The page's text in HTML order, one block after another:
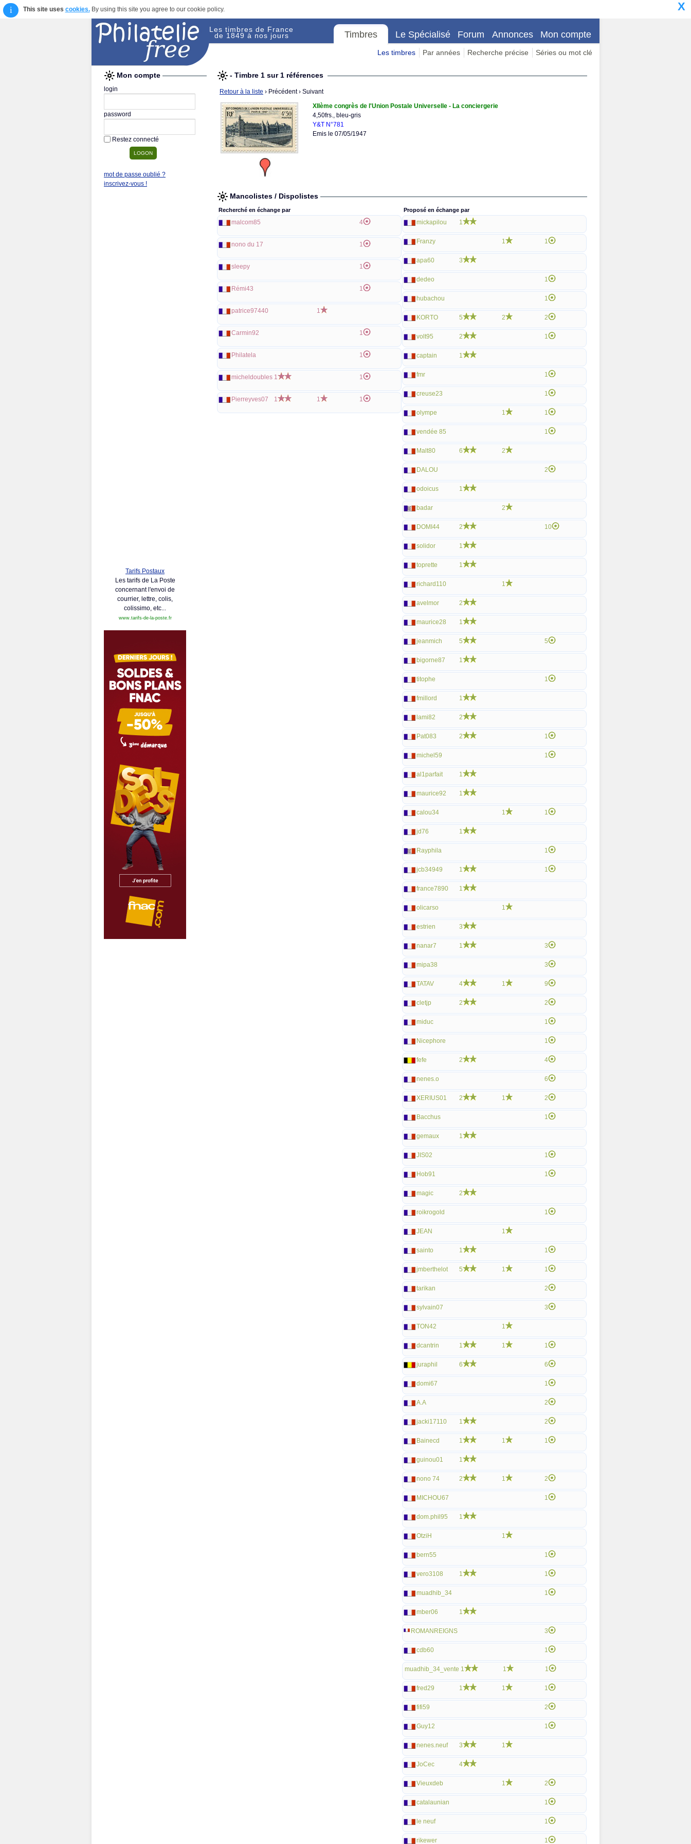
i This site uses cookies.By using this site you agree to our cookie policy. X
Les timbres de France
de 1849 à nos jours Timbres Le Spécialisé Forum Annonces Mon compte
Les timbres Par années Recherche précise Séries ou mot clé
Mon compte
login
password
Restez connecté
mot de passe oublié ?
inscrivez-vous !
Tarifs Postaux
Les tarifs de La Poste
concernant l'envoi de
courrier, lettre, colis,
colissimo, etc...
www.tarifs-de-la-poste.fr
- Timbre 1 sur 1 références
Retour à la liste › Précédent› Suivant
XIIème congrès de l'Union Postale Universelle - La conciergerie
4,50frs., bleu-gris
Y&T N°781
Emis le 07/05/1947
Mancolistes / Dispolistes
Recherché en échange par
malcom85 4
nono du 17 1
sleepy 1
Rémi43 1
patrice97440 1
Carmin92 1
Philatela 1
micheldoubles 1 1
Pierreyves07 1 1 1
Proposé en échange par
mickapilou 1
Franzy 1 1
apa60 3
dedeo 1
hubachou 1
KORTO 5 2 2
volt95 2 1
captain 1
fmr 1
creuse23 1
olympe 1 1
vendée 85 1
Malt80 6 2
DALOU 2
odoicus 1
badar 2
DOMI44 2 10
solidor 1
toprette 1
richard110 1
avelmor 2
maurice28 1
jeanmich 5 5
bigorne87 1
titophe 1
fmillord 1
lami82 2
Pat083 2 1
michel59 1
al1parfait 1
maurice92 1
calou34 1 1
jd76 1
Rayphila 1
jcb34949 1 1
france7890 1
olicarso 1
estrien 3
nanar7 1 3
mipa38 3
TATAV 4 1 9
cletjp 2 2
miduc 1
Nicephore 1
fefe 2 4
nenes.o 6
XERIUS01 2 1 2
Bacchus 1
gemaux 1
JIS02 1
Hob91 1
magic 2
roikrogold 1
JEAN 1
sainto 1 1
jmberthelot 5 1 1
tarikan 2
sylvain07 3
TON42 1
dcantrin 1 1 1
juraphil 6 6
domi67 1
A.A 2
jacki17110 1 2
Bainecd 1 1 1
guinou01 1
nono 74 2 1 2
MICHOU67 1
dom.phil95 1
OtziH 1
bern55 1
vero3108 1 1
muadhib_34 1
mber06 1
ROMANREIGNS 3
cdb60 1
muadhib_34_vente 1 1 1
fred29 1 1 1
fifi59 2
Guy12 1
nenes.neuf 3 1
JoCec 4
Vieuxdeb 1 2
catalaunian 1
le neuf 1
rikewer 1